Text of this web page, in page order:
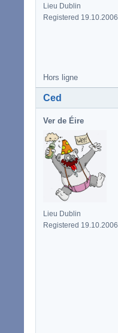
Lieu Dublin
Registered 19.10.2006
Hors ligne
Ced
Ver de Éire
Lieu Dublin
Registered 19.10.2006